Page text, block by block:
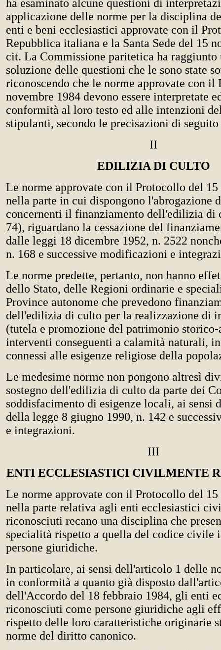
ha esaminato alcune questioni di
applicazione delle norme per la disciplina
enti e beni ecclesiastici approvate con il
Repubblica italiana e la Santa Sede del 15
cit. La Commissione paritetica ha raggiunto
soluzione delle questioni che le sono state
riconoscendo che le norme approvate con il
novembre 1984 devono essere interpretate
conformità al loro testo ed alle intenzioni
stipulanti, secondo le precisazioni di
II
EDILIZIA DI CULTO
Le norme approvate con il Protocollo del 15
nella parte in cui dispongono l'abrogazione
concernenti il finanziamento dell'edilizia di
74), riguardano la cessazione del
dalle leggi 18 dicembre 1952, n. 2522
n. 168 e successive modificazioni e
Le norme predette, pertanto, non hanno
dello Stato, delle Regioni ordinarie e
Province autonome che prevedono
dell'edilizia di culto per la realizzazione di
(tutela e promozione del patrimonio
interventi conseguenti a calamità naturali,
connessi alle esigenze religiose della
Le medesime norme non pongono altresì
sostegno dell'edilizia di culto da parte dei
soddisfacimento di esigenze locali, ai sensi
della legge 8 giugno 1990, n. 142 e
e integrazioni.
III
ENTI ECCLESIASTICI CIVILMENTE
Le norme approvate con il Protocollo del 15
nella parte relativa agli enti ecclesiastici
riconosciuti recano una disciplina che
specialità rispetto a quella del codice civile
persone giuridiche.
In particolare, ai sensi dell'articolo 1 delle
in conformità a quanto già disposto
dell'Accordo del 18 febbraio 1984, gli enti
riconosciuti come persone giuridiche agli
rispetto delle loro caratteristiche originarie
norme del diritto canonico.